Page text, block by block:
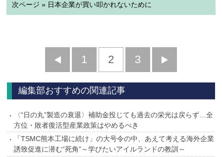
次ページ » 日本企業が買い叩かれないために
前
へ
1 2 3
へ
編集部おすすめの関連記事
〈“日の丸”製造の衰退〉補助金投じても過去の栄光は戻らず…全
方位・敗者復活型産業政策はやめるべき
「TSMC熊本工場に続け」の大号令の中、あえて考える海外企業
誘致促進に潜む“死角”～学びたいアイルランドの教訓～